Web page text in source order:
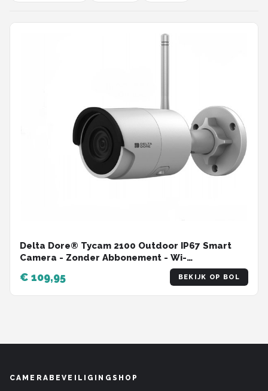
Delta Dore® Tycam 2100 Outdoor IP67 Smart
Camera - Zonder Abbonement - Wi-
Fi/Ethernet/PoE - 30M Nachtzicht - Twee Weg
Audio - Tydom Gateway vereist (Niet
Inbegrepen)
€ 109,95 BEKIJK OP BOL
CAMERABEVEILIGINGSHOP